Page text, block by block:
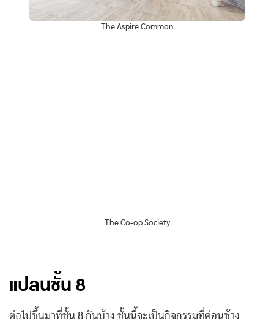
The Aspire Common
The Co-op Society
แปลนชั้น 8
ต่อไปขึ้นมาที่ชั้น 8 กันบ้าง ชั้นนี้จะเป็นกิจกรรมที่ค่อนข้าง